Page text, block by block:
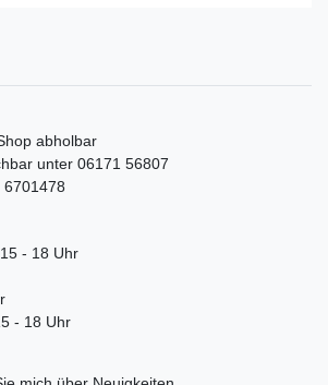
abholbar
unter 06171 56807
- 18 Uhr
- 18 Uhr